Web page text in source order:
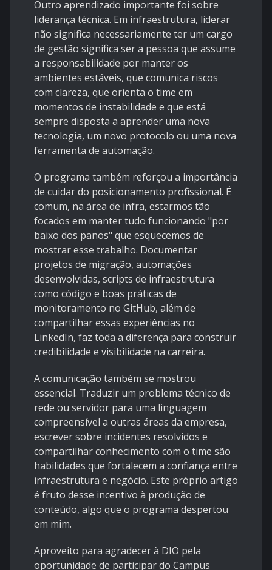
Outro aprendizado importante foi sobre
liderança técnica. Em infraestrutura, liderar
não significa necessariamente ter um cargo
de gestão significa ser a pessoa que assume
a responsabilidade por manter os
ambientes estáveis, que comunica riscos
com clareza, que orienta o time em
momentos de instabilidade e que está
sempre disposta a aprender uma nova
tecnologia, um novo protocolo ou uma nova
ferramenta de automação.
O programa também reforçou a importância
de cuidar do posicionamento profissional. É
comum, na área de infra, estarmos tão
focados em manter tudo funcionando "por
baixo dos panos" que esquecemos de
mostrar esse trabalho. Documentar
projetos de migração, automações
desenvolvidas, scripts de infraestrutura
como código e boas práticas de
monitoramento no GitHub, além de
compartilhar essas experiências no
LinkedIn, faz toda a diferença para construir
credibilidade e visibilidade na carreira.
A comunicação também se mostrou
essencial. Traduzir um problema técnico de
rede ou servidor para uma linguagem
compreensível a outras áreas da empresa,
escrever sobre incidentes resolvidos e
compartilhar conhecimento com o time são
habilidades que fortalecem a confiança entre
infraestrutura e negócio. Este próprio artigo
é fruto desse incentivo à produção de
conteúdo, algo que o programa despertou
em mim.
Aproveito para agradecer à DIO pela
oportunidade de participar do Campus